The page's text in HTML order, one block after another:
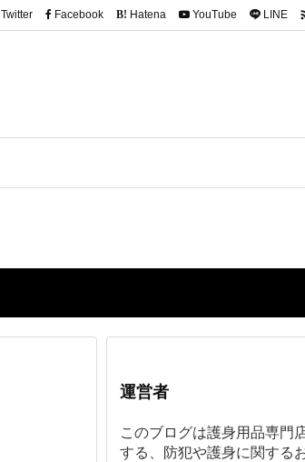
Twitter Facebook B! Hatena YouTube LINE
運営者
このブログは護身用品専門
する、防犯や護身に関する